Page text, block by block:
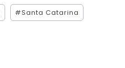
#Santa Catarina